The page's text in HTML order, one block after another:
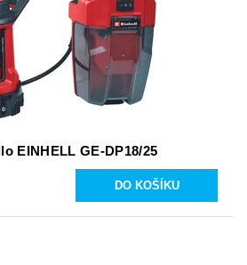
EINHELL GE-DP18/25